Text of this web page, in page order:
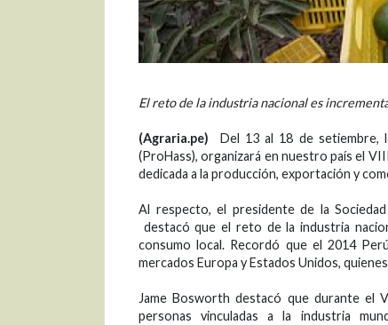
El reto de la industria nacional es
(Agraria.pe)
Del 13 al 18 de setiembre,
(ProHass), organizará en nuestro país el
dedicada a la producción, exportación y
Al respecto, el presidente de la
destacó que el reto de la industria
consumo local. Recordó que el 2014
mercados Europa y Estados Unidos,
Jame Bosworth destacó que durante el
personas vinculadas a la industria